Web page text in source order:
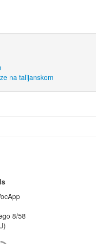
na talijanskom
8/58